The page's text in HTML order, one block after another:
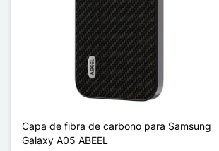
Capa de fibra de carbono para Samsung
Galaxy A05 ABEEL